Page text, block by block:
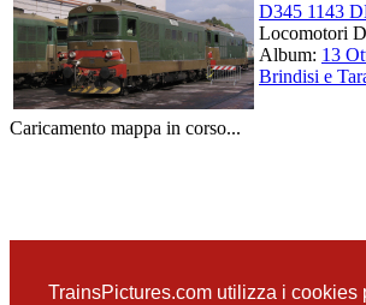
TrainsPictures.com utilizza i cookies
D345 1143
Locomotori
Album: 13
Brindisi e
Caricamento mappa in corso...